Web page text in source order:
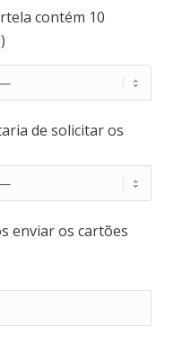
contém 10
de solicitar os
enviar os cartões